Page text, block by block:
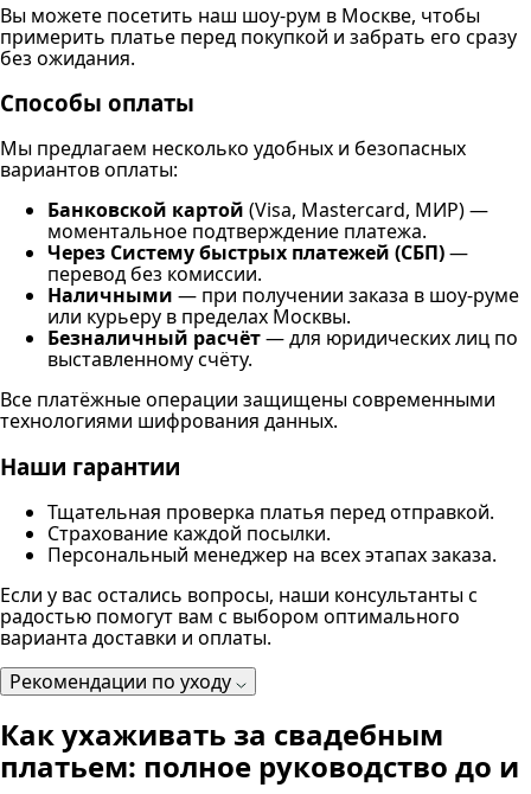
Вы можете посетить наш шоу-рум в Москве, чтобы
примерить платье перед покупкой и забрать его сразу
без ожидания.
Способы оплаты
Мы предлагаем несколько удобных и безопасных
вариантов оплаты:
Банковской картой (Visa, Mastercard, МИР) —
моментальное подтверждение платежа.
Через Систему быстрых платежей (СБП)—
перевод без комиссии.
Наличными — при получении заказа в шоу-руме
или курьеру в пределах Москвы.
Безналичный расчёт— для юридических лиц по
выставленному счёту.
Все платёжные операции защищены современными
технологиями шифрования данных.
Наши гарантии
Тщательная проверка платья перед отправкой.
Страхование каждой посылки.
Персональный менеджер на всех этапах заказа.
Если у вас остались вопросы, наши консультанты с
радостью помогут вам с выбором оптимального
варианта доставки и оплаты.
Рекомендации по уходу
Как ухаживать за свадебным
платьем: полное руководство до и